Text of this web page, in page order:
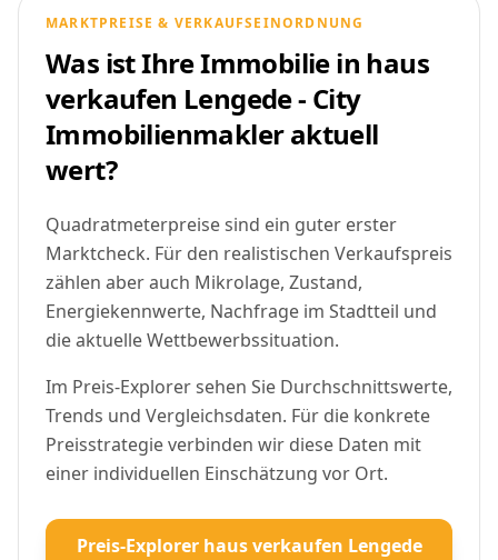
MARKTPREISE & VERKAUFSEINORDNUNG
Was ist Ihre Immobilie in haus
verkaufen Lengede - City
Immobilienmakler aktuell
wert?
Quadratmeterpreise sind ein guter erster
Marktcheck. Für den realistischen Verkaufspreis
zählen aber auch Mikrolage, Zustand,
Energiekennwerte, Nachfrage im Stadtteil und
die aktuelle Wettbewerbssituation.
Im Preis-Explorer sehen Sie Durchschnittswerte,
Trends und Vergleichsdaten. Für die konkrete
Preisstrategie verbinden wir diese Daten mit
einer individuellen Einschätzung vor Ort.
Preis-Explorer haus verkaufen Lengede